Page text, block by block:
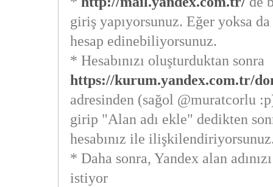
giriş yapıyorsunuz. Eğer yoksa
hesap edinebiliyorsunuz.
* Hesabınızı oluşturduktan sonra
https://kurum.yandex.com.tr/
adresinden (sağol @muratcorlu
girip "Alan adı ekle" dedikten
hesabınız ile
* Daha sonra, Yandex alan
istiyor